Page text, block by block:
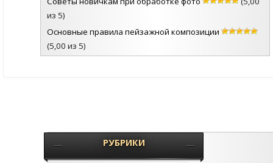
из 5)
Основные правила пейзажной композиции
(5,00 из 5)
РУБРИКИ